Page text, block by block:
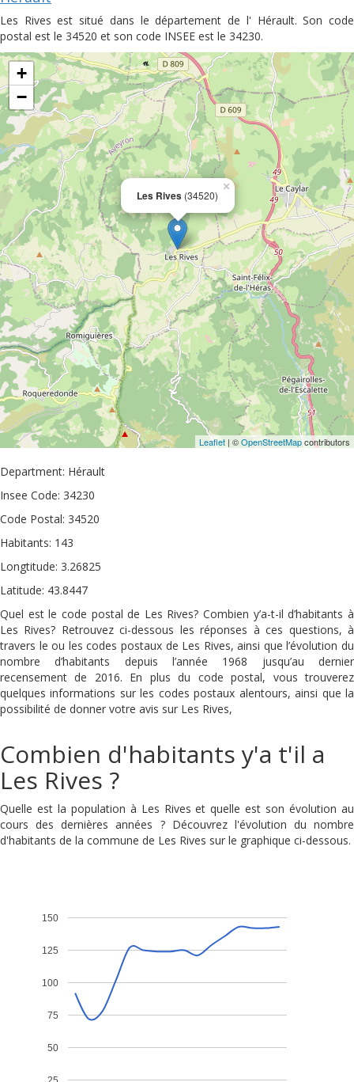
Les Rives est situé dans le département de l' Hérault. Son code
postal est le 34520 et son code INSEE est le 34230.
Les Rives (34520)
×
+
−
Leaflet | ©OpenStreetMapcontributors
Department: Hérault
Insee Code: 34230
Code Postal: 34520
Habitants: 143
Longtitude: 3.26825
Latitude: 43.8447
Quel est le code postal de Les Rives? Combien y’a-t-il d’habitants à
Les Rives? Retrouvez ci-dessous les réponses à ces questions, à
travers le ou les codes postaux de Les Rives, ainsi que l’évolution du
nombre d’habitants depuis l’année 1968 jusqu’au dernier
recensement de 2016. En plus du code postal, vous trouverez
quelques informations sur les codes postaux alentours, ainsi que la
possibilité de donner votre avis sur Les Rives,
Combien d'habitants y'a t'il a
Les Rives ?
Quelle est la population à Les Rives et quelle est son évolution au
cours des dernières années ? Découvrez l'évolution du nombre
d'habitants de la commune de Les Rives sur le graphique ci-dessous.
50
75
100
125
150